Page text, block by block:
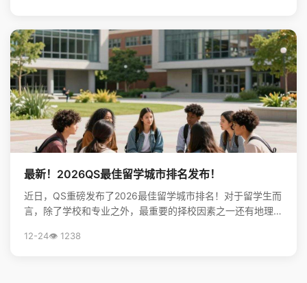
最新！2026QS最佳留学城市排名发布！
近日，QS重磅发布了2026最佳留学城市排名！对于留学生而
言，除了学校和专业之外，最重要的择校因素之一还有地理位
12-24👁️ 1238